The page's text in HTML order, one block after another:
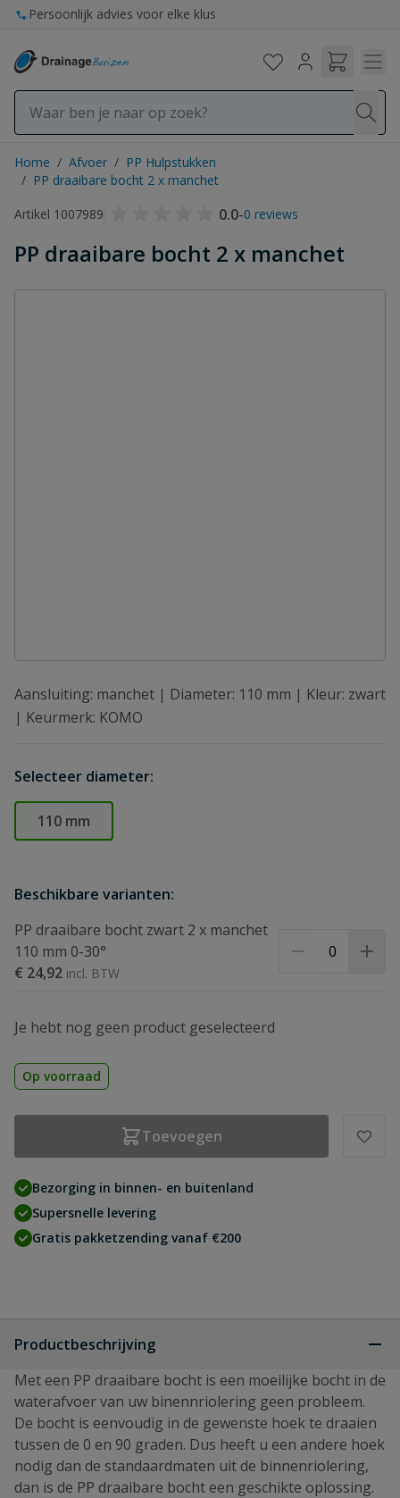
Ga naar de inhoud
Persoonlijk advies voor elke klus
Home / Afvoer / PP Hulpstukken
/ PP draaibare bocht 2 x manchet
Artikel 1007989
0.0-0 reviews
PP draaibare bocht 2 x manchet
Aansluiting: manchet | Diameter: 110 mm | Kleur: zwart
| Keurmerk: KOMO
Selecteer diameter:
110 mm
Beschikbare varianten:
PP draaibare bocht zwart 2 x manchet
110 mm 0-30°
€ 24,92
Je hebt nog geen product geselecteerd
Op voorraad
Toevoegen
Bezorging in binnen- en buitenland
Supersnelle levering
Gratis pakketzending vanaf €200
Productbeschrijving
Met een PP draaibare bocht is een moeilijke bocht in de
waterafvoer van uw binennriolering geen probleem.
De bocht is eenvoudig in de gewenste hoek te draaien
tussen de 0 en 90 graden. Dus heeft u een andere hoek
nodig dan de standaardmaten uit de binnenriolering,
dan is de PP draaibare bocht een geschikte oplossing.